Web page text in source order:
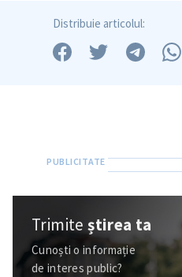
Distribuie articolul:
Trimiteștirea ta
Cunoști o informație
de interes public?